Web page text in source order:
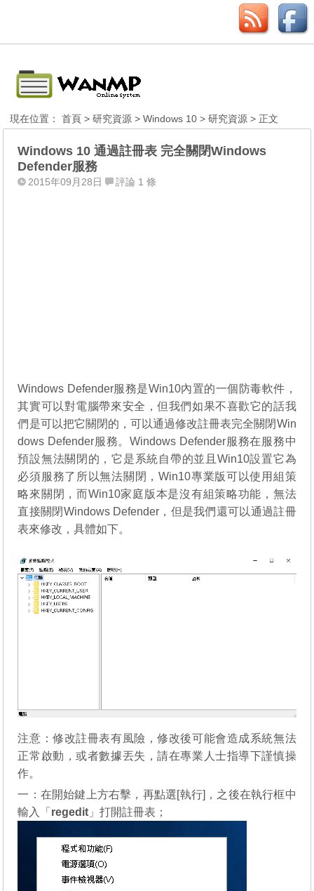
現在位置：首頁 >研究資源 >Windows 10 >研究資源 > 正文
Windows 10 通過註冊表 完全關閉Windows
Defender服務
2015年09月28日 評論 1 條
Windows Defender服務是Win10內置的一個防毒軟件，
其實可以對電腦帶來安全，但我們如果不喜歡它的話我
們是可以把它關閉的，可以通過修改註冊表完全關閉Win
dows Defender服務。Windows Defender服務在服務中
預設無法關閉的，它是系統自帶的並且Win10設置它為
必須服務了所以無法關閉，Win10專業版可以使用組策
略來關閉，而Win10家庭版本是沒有組策略功能，無法
直接關閉Windows Defender，但是我們還可以通過註冊
表來修改，具體如下。
注意：修改註冊表有風險，修改後可能會造成系統無法
正常啟動，或者數據丟失，請在專業人士指導下謹慎操
作。
一：在開始鍵上方右擊，再點選[執行]，之後在執行框中
輸入「 regedit 」打開註冊表；